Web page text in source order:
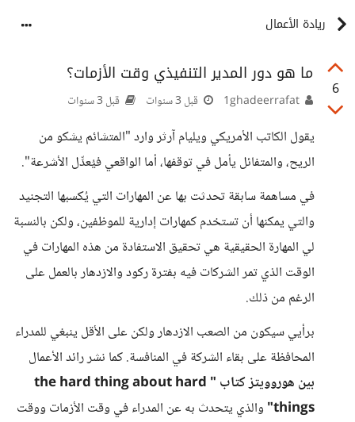
ريادة الأعمال
6
ما هو دور المدير التنفيذي وقت الأزمات؟
قبل 3 سنوات قبل 3 سنوات
يقول الكاتب الأمريكي ويليام آرثر وارد "المتشائم يشكو من
الريح، والمتفائل يأمل في توقفها، أما الواقعي فيُعدِّل الأشرعة".
في مساهمة سابقة تحدثت بها عن المهارات التي يُكسبها التجنيد
والتي يمكنها أن تستخدم كمهارات إدارية للموظفين، ولكن بالنسبة
لي المهارة الحقيقية هي تحقيق الاستفادة من هذه المهارات في
الوقت الذي تمر الشركات فيه بفترة ركود والازدهار بالعمل على
الرغم من ذلك.
برأيي سيكون من الصعب الازدهار ولكن على الأقل ينبغي للمدراء
المحافظة على بقاء الشركة في المنافسة. كما نشر رائد الأعمال
بين هوروويتز كتاب " the hard thing about hard
things" والذي يتحدث به عن المدراء في وقت الأزمات ووقت